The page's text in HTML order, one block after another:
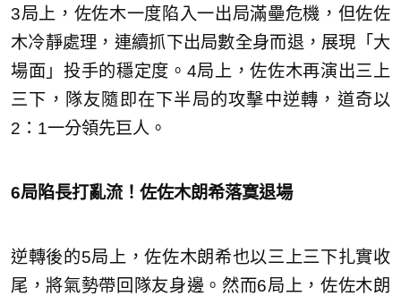
3局上，佐佐木一度陷入一出局滿壘危機，但佐佐
木冷靜處理，連續抓下出局數全身而退，展現「大
場面」投手的穩定度。4局上，佐佐木再演出三上
三下，隊友隨即在下半局的攻擊中逆轉，道奇以
2：1一分領先巨人。
6局陷長打亂流！佐佐木朗希落寞退場
逆轉後的5局上，佐佐木朗希也以三上三下扎實收
尾，將氣勢帶回隊友身邊。然而6局上，佐佐木朗